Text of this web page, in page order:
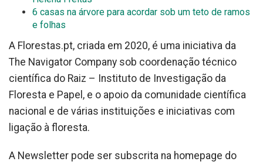
6 casas na árvore para acordar sob um teto de ramos
e folhas
A Florestas.pt, criada em 2020, é uma iniciativa da
The Navigator Company sob coordenação técnico
científica do Raiz – Instituto de Investigação da
Floresta e Papel, e o apoio da comunidade científica
nacional e de várias instituições e iniciativas com
ligação à floresta.
A Newsletter pode ser subscrita na homepage do